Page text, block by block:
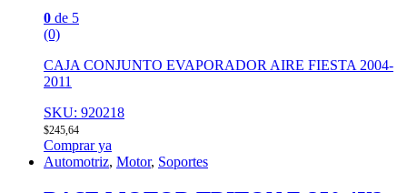
0 de 5
(0)
CAJA CONJUNTO EVAPORADOR AIRE FIESTA 2004-
2011
SKU: 920218
$245,64
Comprar ya
Automotriz, Motor, Soportes